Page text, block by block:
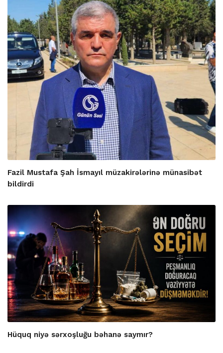
Fazil Mustafa Şah İsmayıl müzakirələrinə münasibət
bildirdi
Hüquq niyə sərxoşluğu bəhanə saymır?